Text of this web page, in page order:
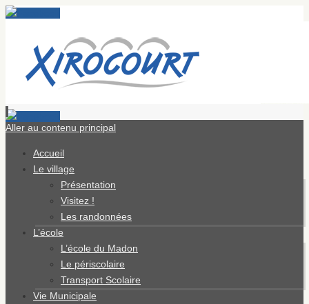
Aller au contenu principal
Accueil
Le village
Présentation
Visitez !
Les randonnées
L’école
L’école du Madon
Le périscolaire
Transport Scolaire
Vie Municipale